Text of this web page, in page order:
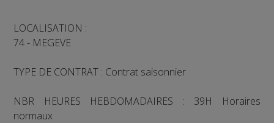
LOCALISATION :
74 - MEGEVE
TYPE DE CONTRAT : Contrat saisonnier
NBR HEURES HEBDOMADAIRES : 39H Horaires
normaux